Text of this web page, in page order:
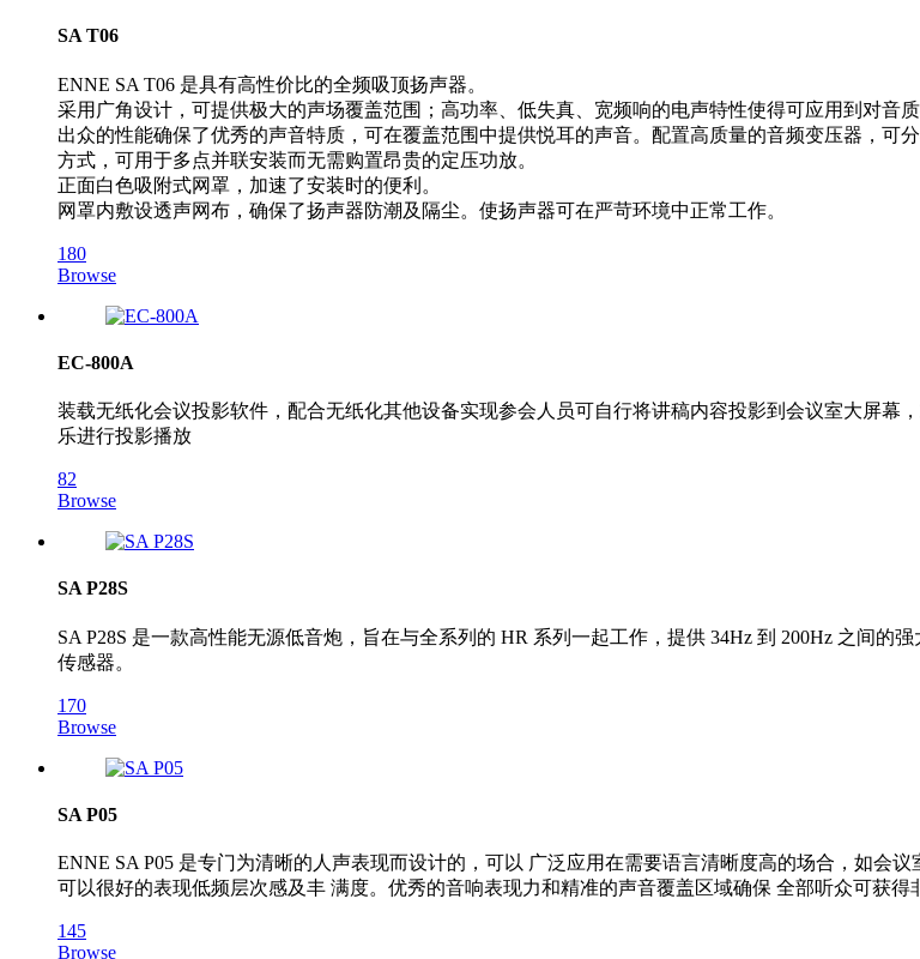
SA T06
ENNE SA T06 是具有高性价比的全频吸顶扬声器。
采用广角设计，可提供极大的声场覆盖范围；高功率、低失真、宽频响的电声特性使得可应用到对音质
出众的性能确保了优秀的声音特质，可在覆盖范围中提供悦耳的声音。配置高质量的音频变压器，可
方式，可用于多点并联安装而无需购置昂贵的定压功放。
正面白色吸附式网罩，加速了安装时的便利。
网罩内敷设透声网布，确保了扬声器防潮及隔尘。使扬声器可在严苛环境中正常工作。
180
Browse
EC-800A
装载无纸化会议投影软件，配合无纸化其他设备实现参会人员可自行将讲稿内容投影到会议室大屏
乐进行投影播放
82
Browse
SA P28S
SA P28S 是一款高性能无源低音炮，旨在与全系列的 HR 系列一起工作，提供 34Hz 到 200Hz 之间
传感器。
170
Browse
SA P05
ENNE SA P05 是专门为清晰的人声表现而设计的，可以 广泛应用在需要语言清晰度高的场合，如会
可以很好的表现低频层次感及丰 满度。优秀的音响表现力和精准的声音覆盖区域确保 全部听众可获得
145
Browse